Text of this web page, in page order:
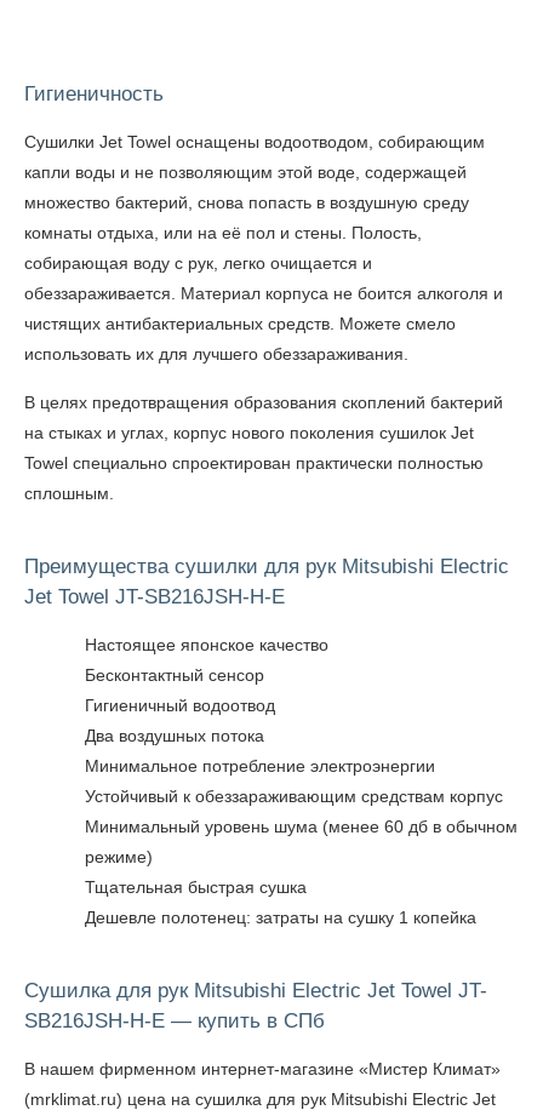
Гигиеничность
Сушилки Jet Towel оснащены водоотводом, собирающим
капли воды и не позволяющим этой воде, содержащей
множество бактерий, снова попасть в воздушную среду
комнаты отдыха, или на её пол и стены. Полость,
собирающая воду с рук, легко очищается и
обеззараживается. Материал корпуса не боится алкоголя и
чистящих антибактериальных средств. Можете смело
использовать их для лучшего обеззараживания.
В целях предотвращения образования скоплений бактерий
на стыках и углах, корпус нового поколения сушилок Jet
Towel специально спроектирован практически полностью
сплошным.
Преимущества сушилки для рук Mitsubishi Electric
Jet Towel JT-SB216JSH-H-E
Настоящее японское качество
Бесконтактный сенсор
Гигиеничный водоотвод
Два воздушных потока
Минимальное потребление электроэнергии
Устойчивый к обеззараживающим средствам корпус
Минимальный уровень шума (менее 60 дб в обычном
режиме)
Тщательная быстрая сушка
Дешевле полотенец: затраты на сушку 1 копейка
Сушилка для рук Mitsubishi Electric Jet Towel JT-
SB216JSH-H-E — купить в СПб
В нашем фирменном интернет-магазине «Мистер Климат»
(mrklimat.ru) цена на сушилка для рук Mitsubishi Electric Jet